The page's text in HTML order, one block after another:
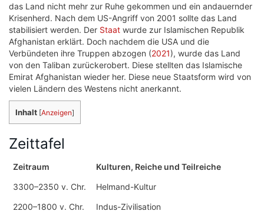
das Land nicht mehr zur Ruhe gekommen und ein andauernder
Krisenherd. Nach dem US-Angriff von 2001 sollte das Land
stabilisiert werden. Der Staat wurde zur Islamischen Republik
Afghanistan erklärt. Doch nachdem die USA und die
Verbündeten ihre Truppen abzogen (2021), wurde das Land
von den Taliban zurückerobert. Diese stellten das Islamische
Emirat Afghanistan wieder her. Diese neue Staatsform wird von
vielen Ländern des Westens nicht anerkannt.
Inhalt [Anzeigen]
Zeittafel
Zeitraum
Kulturen, Reiche und Teilreiche
3300–2350 v. Chr.
Helmand-Kultur
2200–1800 v. Chr.
Indus-Zivilisation